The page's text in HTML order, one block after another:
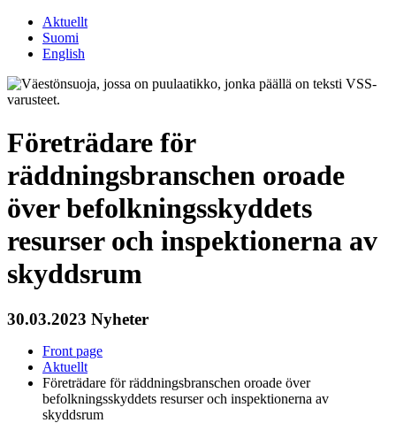
Aktuellt
Suomi
English
Företrädare för
räddningsbranschen oroade
över befolkningsskyddets
resurser och inspektionerna av
skyddsrum
30.03.2023 Nyheter
Front page
Aktuellt
Företrädare för räddningsbranschen oroade över
befolkningsskyddets resurser och inspektionerna av
skyddsrum